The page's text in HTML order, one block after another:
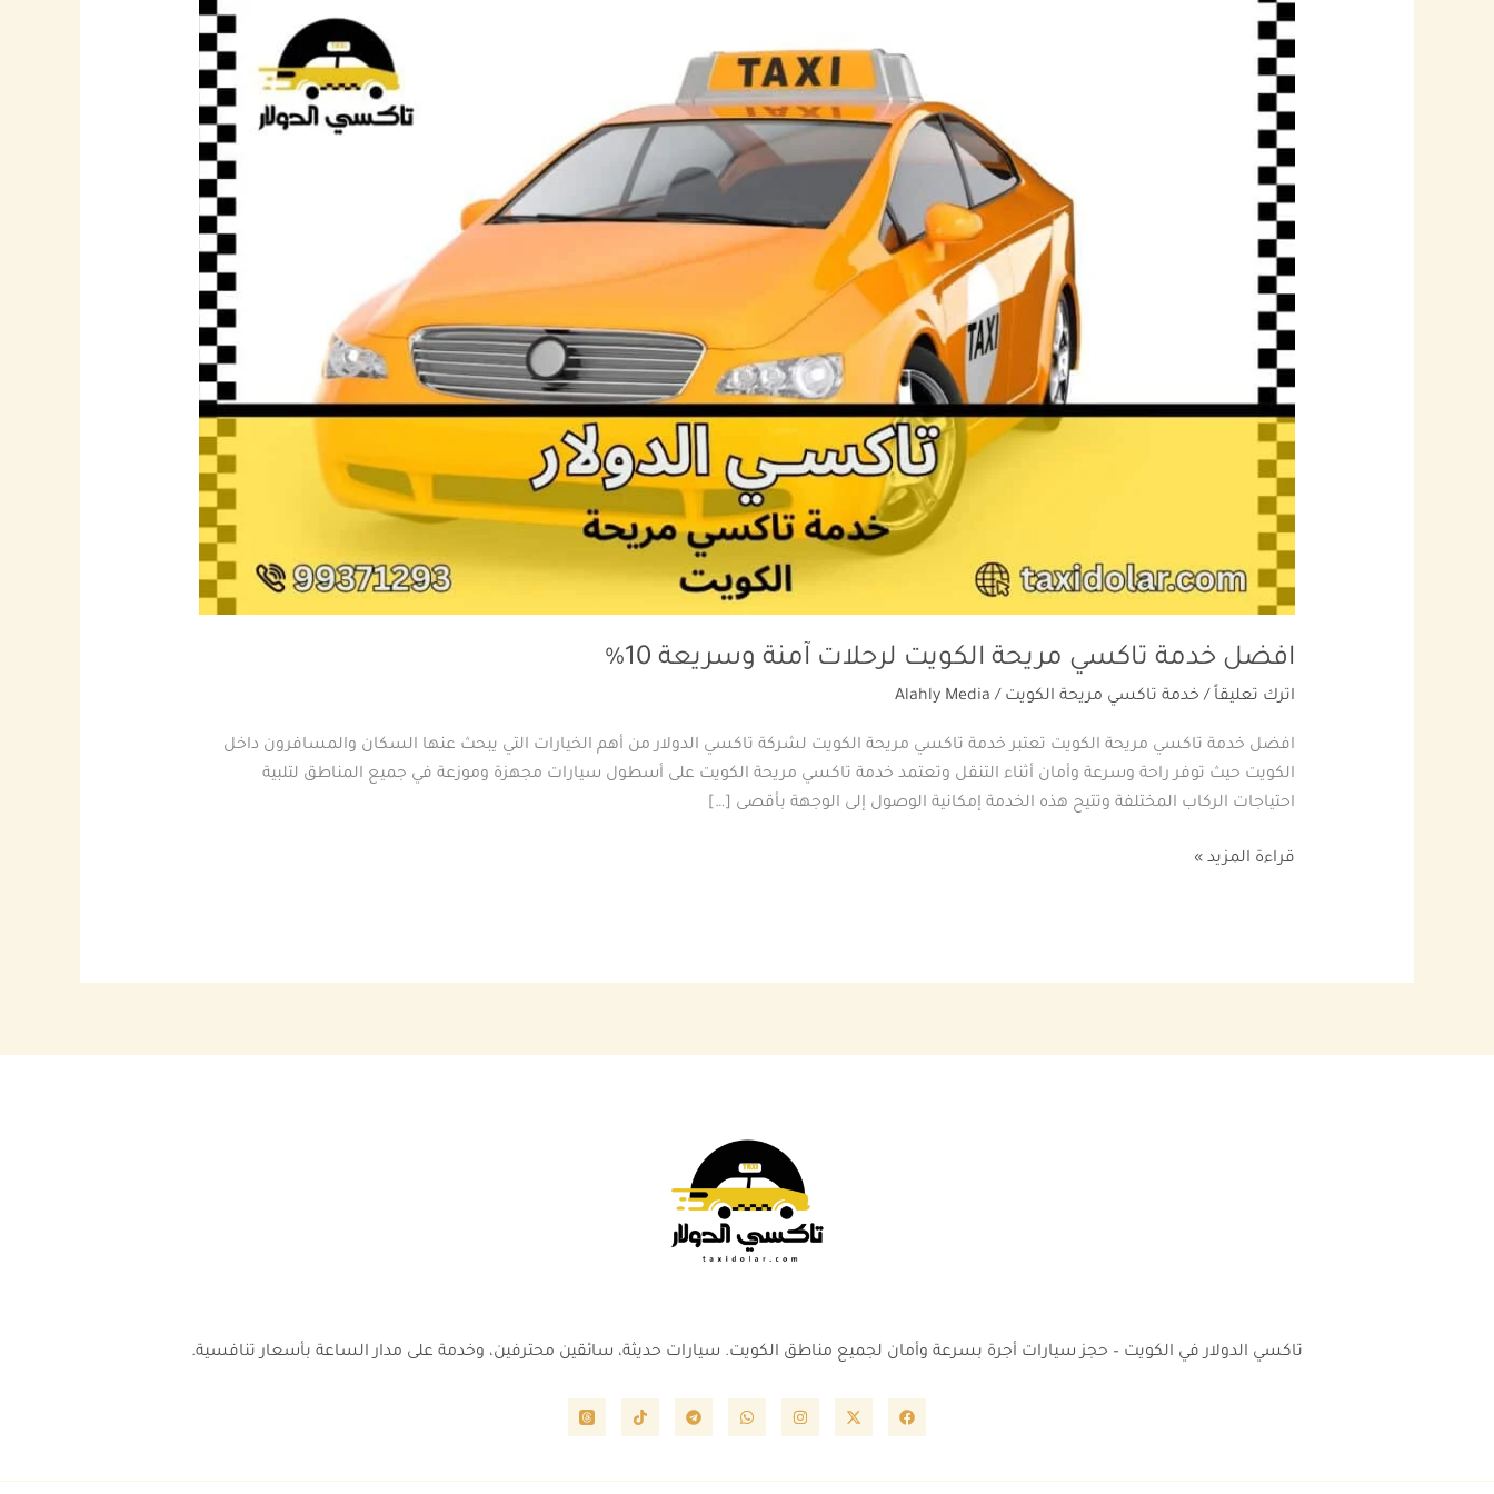
افضل خدمة تاكسي مريحة الكويت لرحلات آمنة وسريعة 10%
اترك تعليقاً / خدمة تاكسي مريحة الكويت /
Alahly Media
افضل خدمة تاكسي مريحة الكويت تعتبر خدمة تاكسي مريحة الكويت لشركة تاكسي الدولار من أهم الخيارات التي يبحث عنها السكان والمسافرون داخل
الكويت حيث توفر راحة وسرعة وأمان أثناء التنقل وتعتمد خدمة تاكسي مريحة الكويت على أسطول سيارات مجهزة وموزعة في جميع المناطق لتلبية
احتياجات الركاب المختلفة وتتيح هذه الخدمة إمكانية الوصول إلى الوجهة بأقصى […]
خدمة
تاكسي
مريحة
الكويت
آمنة
10%
قراءة المزيد »
تاكسي الدولار في الكويت – حجز سيارات أجرة بسرعة وأمان لجميع مناطق الكويت. سيارات حديثة، سائقين محترفين، وخدمة على مدار الساعة بأسعار تنافسية.